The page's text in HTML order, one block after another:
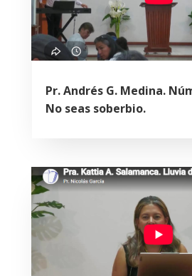
Pr. Andrés G. Medina.
No seas soberbio.